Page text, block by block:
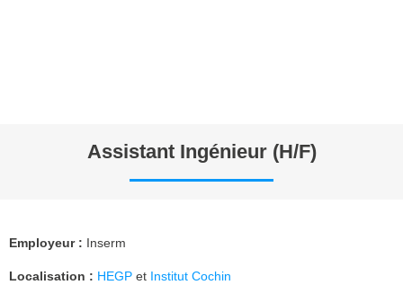
Assistant Ingénieur (H/F)
Employeur : Inserm
Localisation : HEGP et Institut Cochin